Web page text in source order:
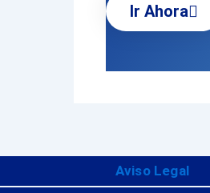
Ir Ahora
Aviso Legal